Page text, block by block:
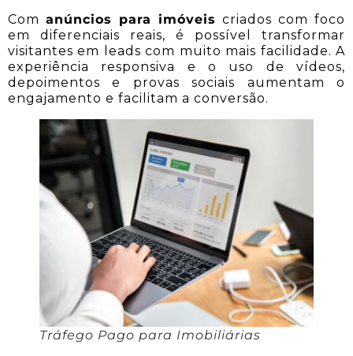
Com anúncios para imóveis criados com foco
em diferenciais reais, é possível transformar
visitantes em leads com muito mais facilidade. A
experiência responsiva e o uso de vídeos,
depoimentos e provas sociais aumentam o
engajamento e facilitam a conversão.
Tráfego Pago para Imobiliárias